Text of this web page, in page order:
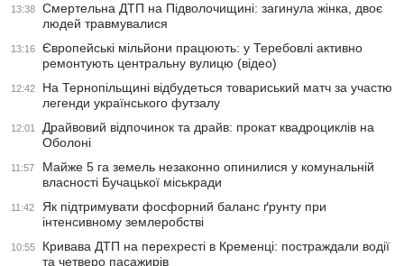
13:38
Смертельна ДТП на Підволочищині: загинула жінка, двоє
людей травмувалися
13:16
Європейські мільйони працюють: у Теребовлі активно
ремонтують центральну вулицю (відео)
12:42
На Тернопільщині відбудеться товариський матч за участю
легенди українського футзалу
12:01
Драйвовий відпочинок та драйв: прокат квадроциклів на
Оболоні
11:57
Майже 5 га земель незаконно опинилися у комунальній
власності Бучацької міськради
11:42
Як підтримувати фосфорний баланс ґрунту при
інтенсивному землеробстві
10:55
Кривава ДТП на перехресті в Кременці: постраждали водії
та четверо пасажирів